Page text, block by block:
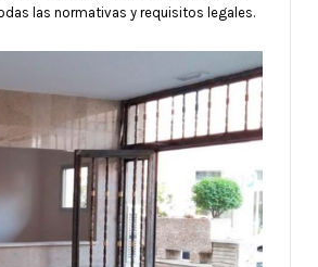
las normativas y requisitos legales.